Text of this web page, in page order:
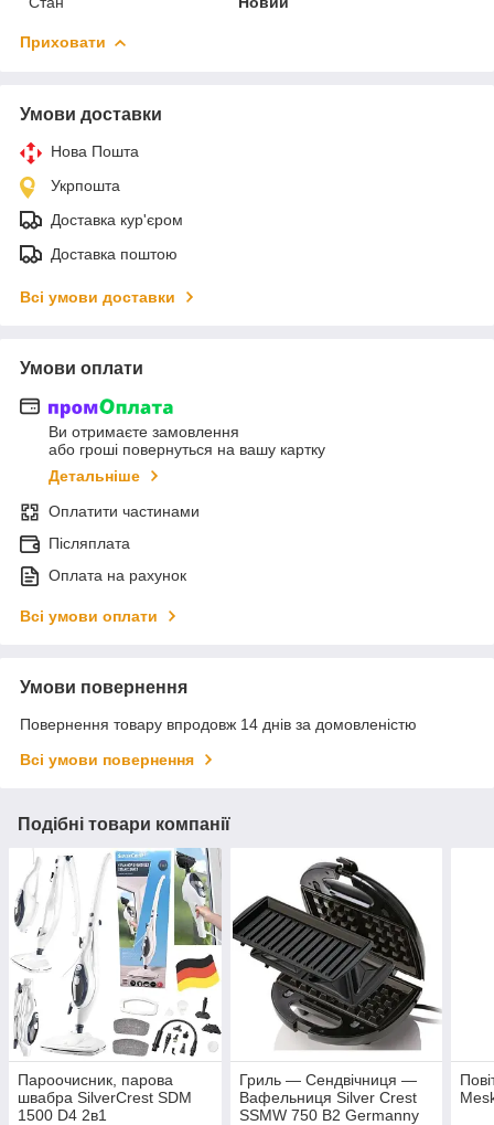
Приховати
Умови доставки
Нова Пошта
Укрпошта
Доставка кур'єром
Доставка поштою
Всі умови доставки
Умови оплати
Ви отримаєте замовлення
або гроші повернуться на вашу картку
Детальніше
Оплатити частинами
Післяплата
Оплата на рахунок
Всі умови оплати
Умови повернення
Повернення товару впродовж 14 днів за домовленістю
Всі умови повернення
Подібні товари компанії
Пароочисник, парова
швабра SilverCrest SDM
1500 D4 2в1
Гриль — Сендвічниця —
Вафельниця Silver Crest
SSMW 750 B2 Germanny